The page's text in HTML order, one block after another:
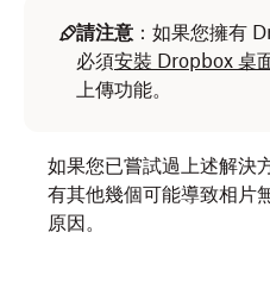
請注意 ：如果您擁有
必須安裝 Dropbox 桌
上傳功能。
如果您已嘗試過上述解決
有其他幾個可能導致相片
原因。